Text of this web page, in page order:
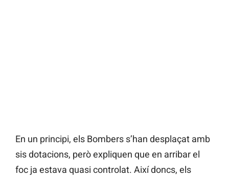
En un principi, els Bombers s’han desplaçat amb
sis dotacions, però expliquen que en arribar el
foc ja estava quasi controlat. Així doncs, els